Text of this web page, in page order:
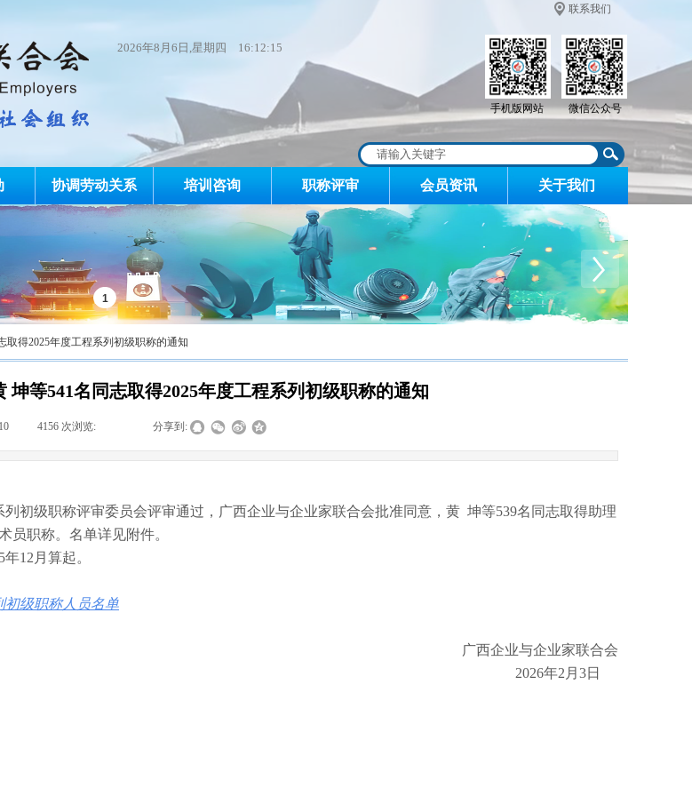
联系我们
微信公众号
手机版网站
协调劳动关系 培训咨询 职称评审 会员资讯 关于我们
2026年8 月 6 日 ,星期四 16:12:16
取得2025年度工程系列初级职称的通知
坤等541名同志取得2025年度工程系列初级职称的通知
4156 次浏览: 分享到:
初级职称评审委员会评审通过，广西企业与企业家联合会批准同意，黄 坤等539名同志取得助理
员职称。名单详见附件。
12月算起。
初级职称人员名单
广西企业与企业家联合会
2026年2月3日